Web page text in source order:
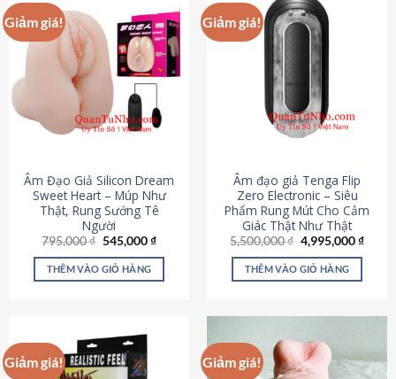
Giảm giá!
Âm Đạo Giả Silicon Dream
Sweet Heart – Múp Như
Thật, Rung Sướng Tê
Người
795,000₫ Giá
là:
795,000 ₫.
545,000₫Giá
tại
545,000 ₫.
THÊM VÀO GIỎ HÀNG
Giảm giá!
Âm đạo giả Tenga Flip
Zero Electronic – Siêu
Phẩm Rung Mút Cho Cảm
Giác Thật Như Thật
5,500,000₫ Giá
gốc
là:
5,500,000 ₫.
4,995,000₫Giá
THÊM VÀO GIỎ HÀNG
Giảm giá! Giảm giá!